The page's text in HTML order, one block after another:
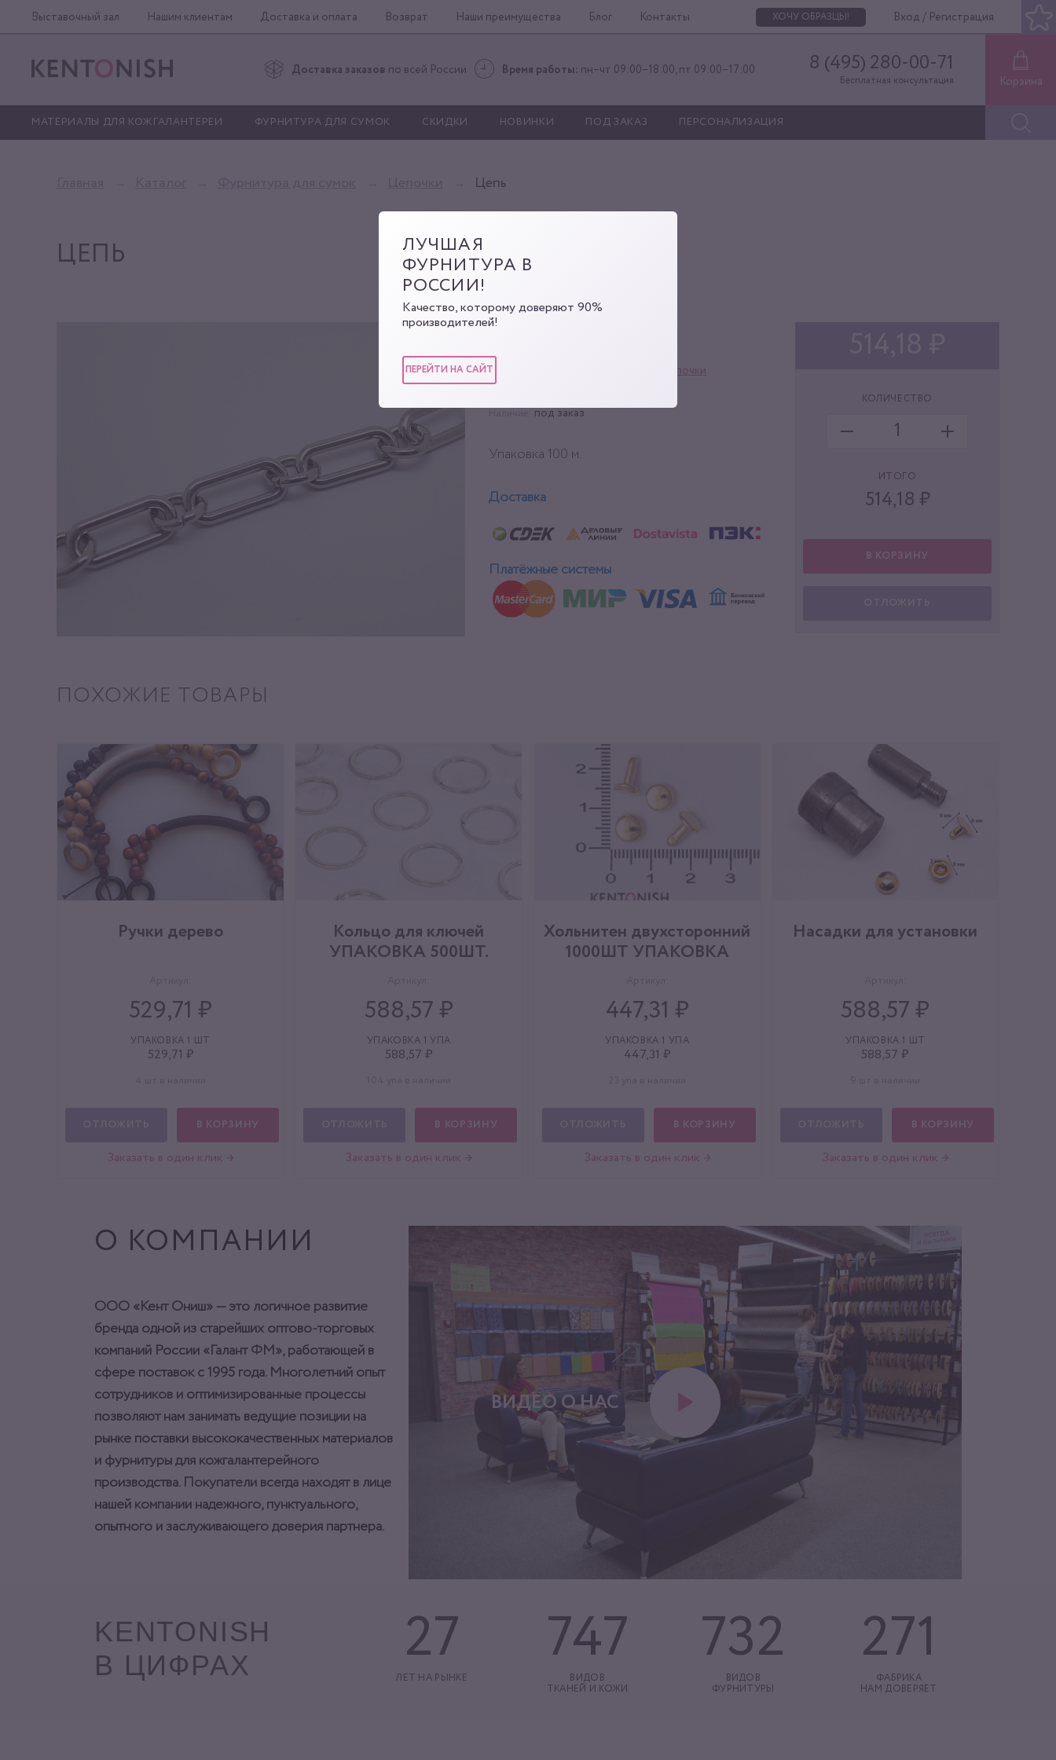
Выставочный зал Нашим клиентам Доставка и оплата Возврат Наши преимущества Блог Контакты ХОЧУ ОБРАЗЦЫ! Вход / Регистрация
Доставка заказов по всей России Время работы: пн–чт 09:00–18:00, пт 09:00–17:00 8 (495) 280-00-71
Бесплатная консультация Корзина
МАТЕРИАЛЫ ДЛЯ КОЖГАЛАНТЕРЕИ ФУРНИТУРА ДЛЯ СУМОК СКИДКИ НОВИНКИ ПОД ЗАКАЗ ПЕРСОНАЛИЗАЦИЯ
Цепь
ЦЕПЬ
Артикул:
Категории: Цепочки
под заказ
Упаковка 100 м.
Доставка
Платёжные системы
КОЛИЧЕСТВО
ИТОГО
514,18 ₽
В КОРЗИНУ
ПОХОЖИЕ ТОВАРЫ
Ручки дерево
529,71 ₽
УПАКОВКА 1 ШТ
529,71 ₽
В КОРЗИНУ
Заказать в один клик →
Кольцо для ключей
УПАКОВКА 500ШТ.
588,57 ₽
УПАКОВКА 1 УПА
588,57 ₽
В КОРЗИНУ
Заказать в один клик →
Хольнитен двухсторонний
1000ШТ УПАКОВКА
447,31 ₽
УПАКОВКА 1 УПА
447,31 ₽
В КОРЗИНУ
Заказать в один клик →
Насадки для установки
588,57 ₽
УПАКОВКА 1 ШТ
588,57 ₽
В КОРЗИНУ
Заказать в один клик →
О КОМПАНИИ
ООО «Кент Ониш» — это логичное развитие
бренда одной из старейших оптово-торговых
компаний России «Галант ФМ», работающей в
сфере поставок с 1995 года. Многолетний опыт
сотрудников и оптимизированные процессы
позволяют нам занимать ведущие позиции на
рынке поставки высококачественных материалов
и фурнитуры для кожгалантерейного
производства. Покупатели всегда находят в лице
нашей компании надежного, пунктуального,
опытного и заслуживающего доверия партнера.
ВИДЕО О НАС
KENTONISH
В ЦИФРАХ
27
ЛЕТ НА РЫНКЕ
747
ВИДОВ
ТКАНЕЙ И КОЖИ
732
ВИДОВ
ФУРНИТУРЫ
271
ФАБРИКА
НАМ ДОВЕРЯЕТ
ЛУЧШАЯ
ФУРНИТУРА В
РОССИИ!
Качество, которому доверяют 90%
производителей!
ПЕРЕЙТИ НА САЙТ